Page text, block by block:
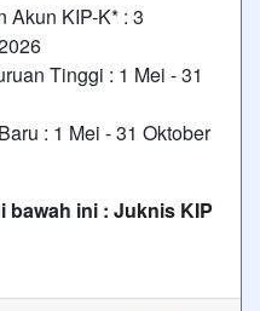
Akun KIP-K* : 3
Tinggi : 1 Mei - 31
: 1 Mei - 31 Oktober
bawah ini : Juknis KIP